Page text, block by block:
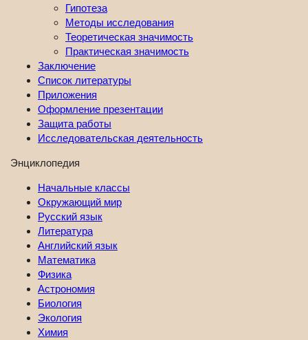
Гипотеза
Методы исследования
Теоретическая значимость
Практическая значимость
Заключение
Список литературы
Приложения
Оформление презентации
Защита работы
Исследовательская деятельность
Энциклопедия
Начальные классы
Окружающий мир
Русский язык
Литература
Английский язык
Математика
Физика
Астрономия
Биология
Экология
Химия